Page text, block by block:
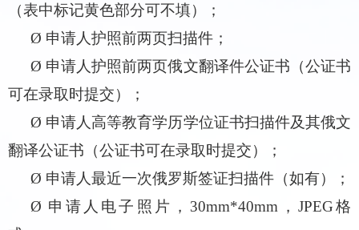
（表中标记黄色部分可不填）；
Ø 申请人护照前两页扫描件；
Ø 申请人护照前两页俄文翻译件公证书（公证书
可在录取时提交）；
Ø 申请人高等教育学历学位证书扫描件及其俄文
翻译公证书（公证书可在录取时提交）；
Ø 申请人最近一次俄罗斯签证扫描件（如有）；
Ø 申请人电子照片， 30mm*40mm， JPEG格